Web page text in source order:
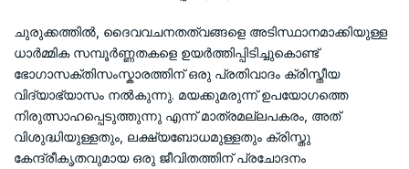
ചുരുക്കത്തിൽ, ദൈവവചനതത്വങ്ങളെ അടിസ്ഥാനമാക്കിയുള്ള
ധാർമ്മിക സമ്പൂർണ്ണതകളെ ഉയർത്തിപ്പിടിച്ചുകൊണ്ട്
ഭോഗാസക്തിസംസ്കാരത്തിന് ഒരു പ്രതിവാദം ക്രിസ്തീയ
വിദ്യാഭ്യാസം നൽകുന്നു. മയക്കുമരുന്ന് ഉപയോഗത്തെ
നിരുത്സാഹപ്പെടുത്തുന്നു എന്ന് മാത്രമല്ലപകരം, അത്
വിശുദ്ധിയുള്ളതും, ലക്ഷ്യബോധമുള്ളതും ക്രിസ്തു
കേന്ദ്രീകൃതവുമായ ഒരു ജീവിതത്തിന് പ്രചോദനം